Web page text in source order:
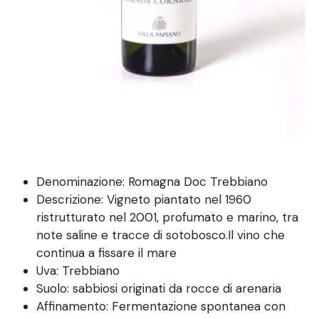
Denominazione: Romagna Doc Trebbiano
Descrizione: Vigneto piantato nel 1960
ristrutturato nel 2001, profumato e marino, tra
note saline e tracce di sotobosco.Il vino che
continua a fissare il mare
Uva: Trebbiano
Suolo: sabbiosi originati da rocce di arenaria
Affinamento: Fermentazione spontanea con